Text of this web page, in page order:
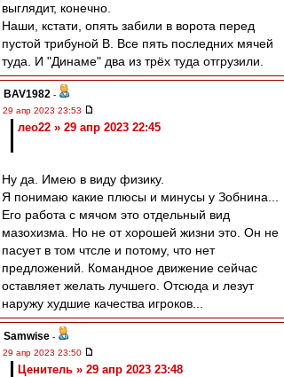
выглядит, конечно.
Наши, кстати, опять забили в ворота перед
пустой трибуной В. Все пять последних мячей
туда. И "Динаме" два из трёх туда отгрузили.
BAV1982 -
29 апр 2023 23:53
лео22 » 29 апр 2023 22:45
Ну да. Имею в виду физику.
Я понимаю какие плюсы и минусы у Зобнина...
Его работа с мячом это отдельный вид
мазохизма. Но не от хорошей жизни это. Он не
пасует в том чтсле и потому, что нет
предложений. Командное движение сейчас
оставляет желать лучшего. Отсюда и лезут
наружу худшие качества игроков...
Samwise -
29 апр 2023 23:50
Ценитель » 29 апр 2023 23:48